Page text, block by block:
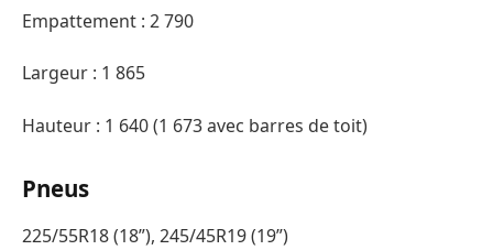
Empattement : 2 790
Largeur : 1 865
Hauteur : 1 640 (1 673 avec barres de toit)
Pneus
225/55R18 (18”), 245/45R19 (19”)